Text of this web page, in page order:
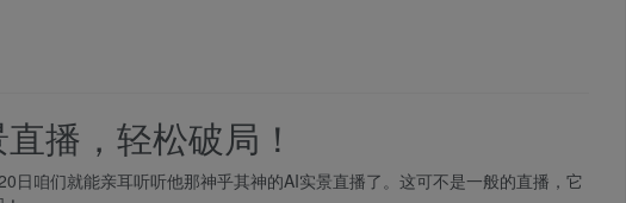
播，轻松破局！
日咱们就能亲耳听听他那神乎其神的AI实景直播了。这可不是一般的直播，它